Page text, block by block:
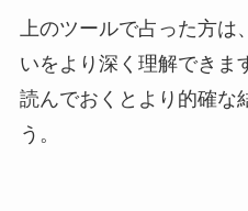
上のツールで占った方は
いをより深く理解できま
読んでおくとより的確な
う。